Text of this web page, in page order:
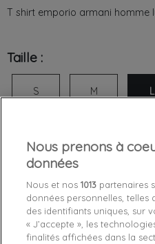
T shirt emporio armani homme
Taille :
S M L
Chez vousentre le
Je
Nous prenons à
données
Nous et nos1013 partenaires
données personnelles, telles
des identifiants uniques, sur
« J’accepte », les
finalités affichées dans la